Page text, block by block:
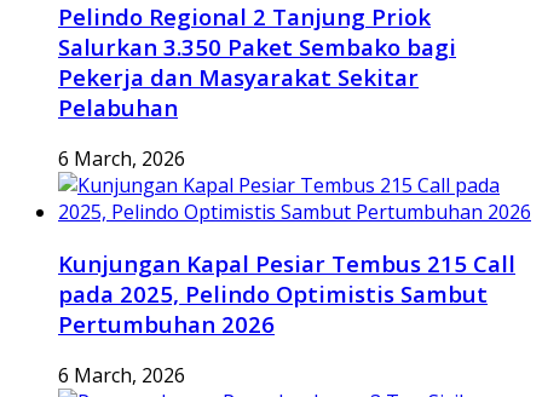
Pelindo Regional 2 Tanjung Priok
Salurkan 3.350 Paket Sembako bagi
Pekerja dan Masyarakat Sekitar
Pelabuhan
6 March, 2026
Kunjungan Kapal Pesiar Tembus 215 Call
pada 2025, Pelindo Optimistis Sambut
Pertumbuhan 2026
6 March, 2026